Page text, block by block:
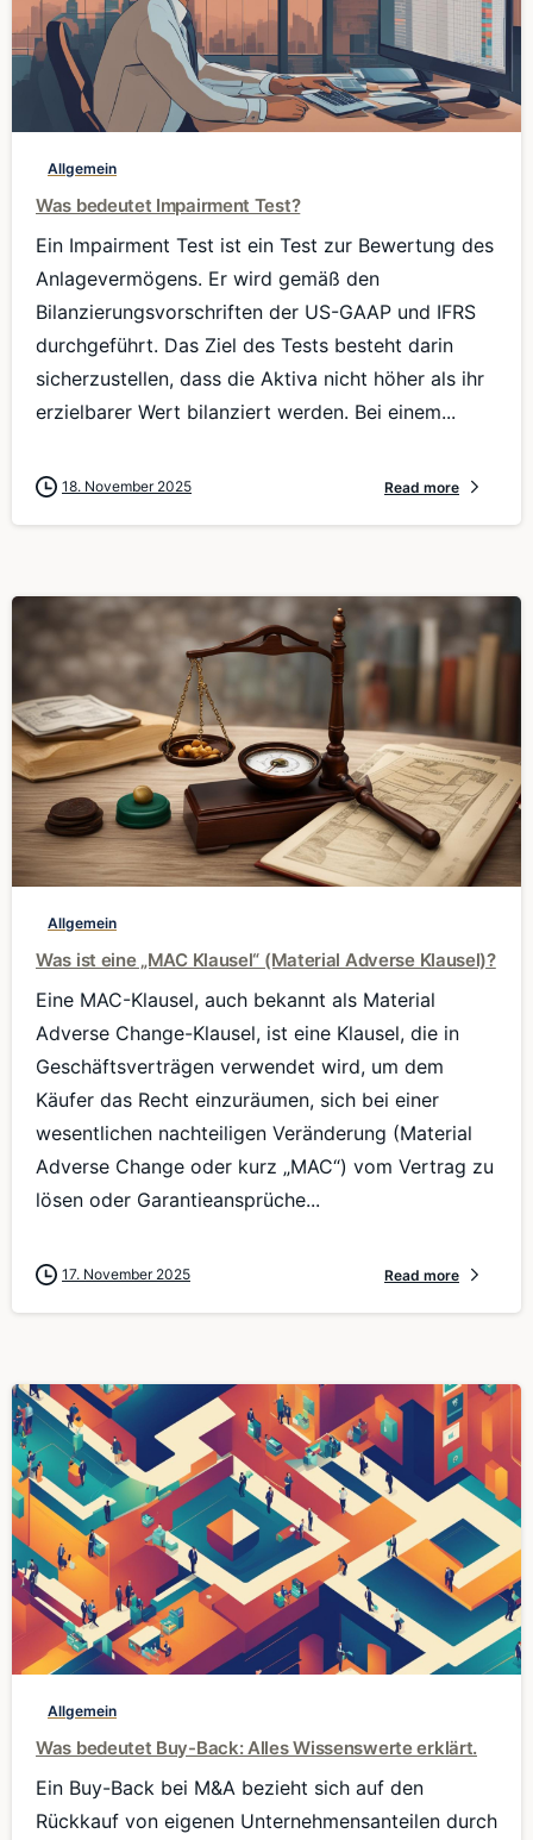
0
Allgemein
Was bedeutet Impairment Test?
Ein Impairment Test ist ein Test zur Bewertung des
Anlagevermögens. Er wird gemäß den
Bilanzierungsvorschriften der US-GAAP und IFRS
durchgeführt. Das Ziel des Tests besteht darin
sicherzustellen, dass die Aktiva nicht höher als ihr
erzielbarer Wert bilanziert werden. Bei einem...
18. November 2025 Read more
0
Allgemein
Was ist eine „MAC Klausel“ (Material Adverse Klausel)?
Eine MAC-Klausel, auch bekannt als Material
Adverse Change-Klausel, ist eine Klausel, die in
Geschäftsverträgen verwendet wird, um dem
Käufer das Recht einzuräumen, sich bei einer
wesentlichen nachteiligen Veränderung (Material
Adverse Change oder kurz „MAC“) vom Vertrag zu
lösen oder Garantieansprüche...
17. November 2025 Read more
0
Allgemein
Was bedeutet Buy-Back: Alles Wissenswerte erklärt.
Ein Buy-Back bei M&A bezieht sich auf den
Rückkauf von eigenen Unternehmensanteilen durch